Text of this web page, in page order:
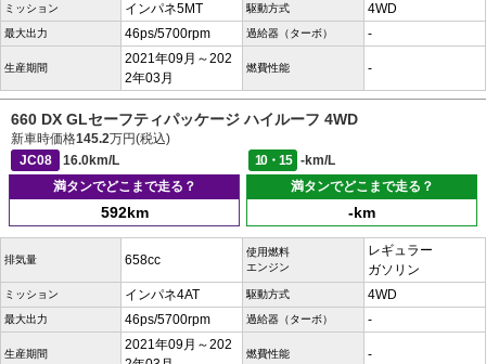
ミッション インパネ5MT 駆動方式 4WD
最大出力 46ps/5700rpm 過給器（ターボ） -
生産期間
2021年09月～202
2年03月
燃費性能 -
660 DX GLセーフティパッケージ ハイルーフ 4WD
新車時価格145.2万円(税込)
JC08
16.0km/L 10・15
-km/L
満タンでどこまで走る？
592km
満タンでどこまで走る？
-km
排気量 658cc
使用燃料
エンジン
レギュラー
ガソリン
ミッション インパネ4AT 駆動方式 4WD
最大出力 46ps/5700rpm 過給器（ターボ） -
生産期間
2021年09月～202
燃費性能 -